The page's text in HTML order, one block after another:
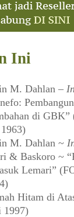
Ini
M. Dahlan –
di
M. Dahlan ~
& Baskoro ~
Lemari”
Hitam di
1997)